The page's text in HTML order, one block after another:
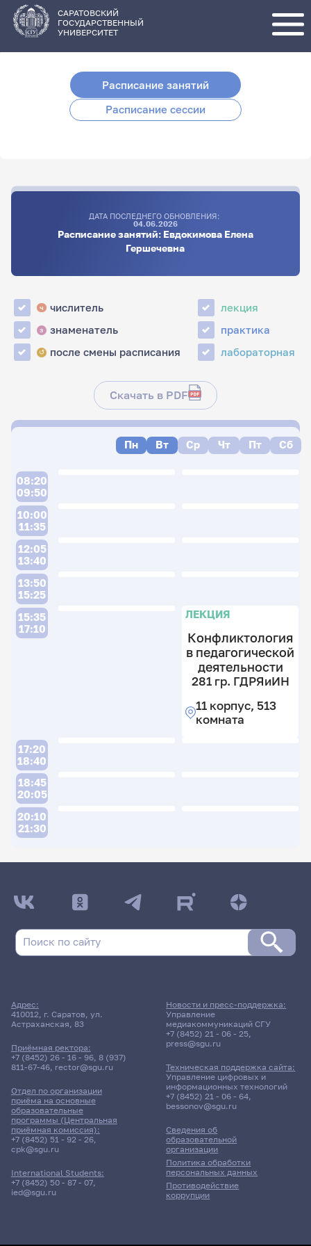
основному
содержанию
САРАТОВСКИЙ
ГОСУДАРСТВЕННЫЙ
УНИВЕРСИТЕТ
Расписание занятий
Расписание сессии
ДАТА ПОСЛЕДНЕГО ОБНОВЛЕНИЯ:
04.06.2026
Расписание занятий: Евдокимова Елена
Гершечевна
ч числитель
з знаменатель
↺ после смены расписания
лекция
практика
лабораторная
Скачать в PDF
Пн Вт Ср Чт Пт Сб
08:20
09:50
10:00
11:35
12:05
13:40
13:50
15:25
15:35
17:10
ЛЕКЦИЯ
Конфликтология
в педагогической
деятельности
281 гр. ГДРЯиИН
11 корпус, 513
комната
17:20
18:40
18:45
20:05
20:10
21:30
ДАТА ПОСЛЕДНЕГО ОБНОВЛЕНИЯ:
04.06.2026
Гершечевна
10 ноября 2025 г. 12:05
Лекция
Социально-педагогическая
поддержка взрослых в
период профессионального
кризиса
381гр., ГДРЯиИН
Д/о
16 корпус, 306 комната
Адрес:
410012, г. Саратов, ул.
Астраханская, 83
Приёмная ректора:
+7 (8452) 26 - 16 - 96, 8 (937)
811-67-46, rector@sgu.ru
Отдел по организации
приёма на основные
образовательные
программы (Центральная
приёмная комиссия):
+7 (8452) 51 - 92 - 26,
cpk@sgu.ru
International Students:
+7 (8452) 50 - 87 - 07,
ied@sgu.ru
Сведения об
образовательной
организации
Политика обработки
персональных данных
Противодействие
коррупции
Новости и пресс-поддержка:
Управление
медиакоммуникаций СГУ
+7 (8452) 21 - 06 - 25,
press@sgu.ru
Техническая поддержка сайта:
Управление цифровых и
информационных технологий
+7 (8452) 21 - 06 - 64,
bessonov@sgu.ru